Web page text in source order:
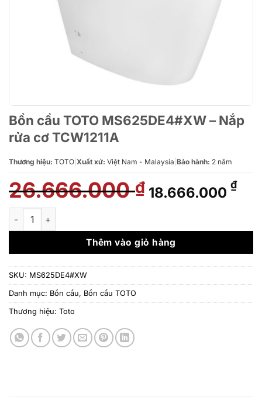
Bồn cầu TOTO MS625DE4#XW – Nắp
rửa cơ TCW1211A
Thương hiệu: TOTO Xuất xứ: Việt Nam - Malaysia Bảo hành: 2 năm
26.666.000₫ Giá
gốc
26.666.000 ₫.
18.666.000 ₫Giá
là:
Bồn cầu TOTO MS625DE4#XW - Nắp rửa cơ TCW1211A số
Thêm vào giỏ hàng
SKU: MS625DE4#XW
Danh mục: Bồn cầu, Bồn cầu TOTO
Thương hiệu: Toto